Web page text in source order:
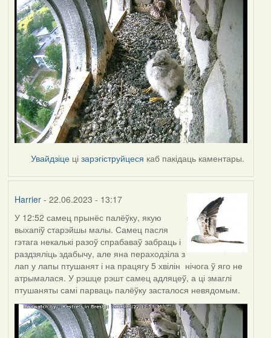
Увайдзіце цізарэгіструйцеся каб пакідаць каментары.
Harrier- 22.06.2023 - 13:17
У 12:52 самец прынёс палёўку, якую
выхапіў старэйшы малы. Самец пасля
гэтага некалькі разоў спрабаваў забраць і
раздзяліць здабычу, але яна пераходзіла з
лап у лапы птушанят і на працягу 5 хвілін нічога ў яго не
атрымалася. У рэшце рэшт самец адляцеў, а ці змаглі
птушаняты самі парваць палёўку засталося невядомым.